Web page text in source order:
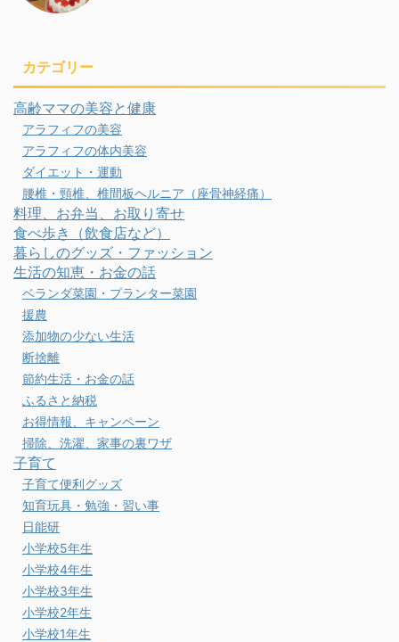
カテゴリー
高齢ママの美容と健康
アラフィフの美容
アラフィフの体内美容
ダイエット・運動
腰椎・頸椎、椎間板ヘルニア（座骨神経痛）
料理、お弁当、お取り寄せ
食べ歩き（飲食店など）
暮らしのグッズ・ファッション
生活の知恵・お金の話
ベランダ菜園・プランター菜園
援農
添加物の少ない生活
断捨離
節約生活・お金の話
ふるさと納税
お得情報、キャンペーン
掃除、洗濯、家事の裏ワザ
子育て
子育て便利グッズ
知育玩具・勉強・習い事
日能研
小学校5年生
小学校4年生
小学校3年生
小学校2年生
小学校1年生